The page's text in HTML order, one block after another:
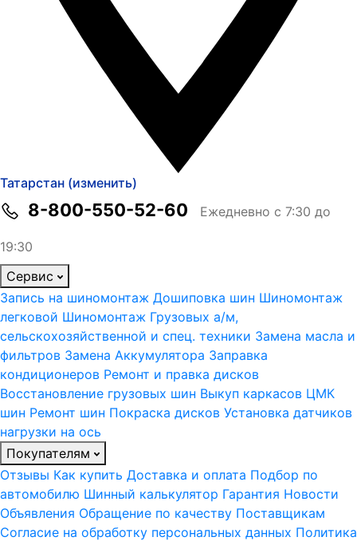
Татарстан (изменить)
8-800-550-52-60 Ежедневно с 7:30 до
19:30
Сервис
Запись на шиномонтаж Дошиповка шин Шиномонтаж
легковой Шиномонтаж Грузовых а/м,
сельскохозяйственной и спец. техники Замена масла и
фильтров Замена Аккумулятора Заправка
кондиционеров Ремонт и правка дисков
Восстановление грузовых шин Выкуп каркасов ЦМК
шин Ремонт шин Покраска дисков Установка датчиков
нагрузки на ось
Покупателям
Отзывы Как купить Доставка и оплата Подбор по
автомобилю Шинный калькулятор Гарантия Новости
Объявления Обращение по качеству Поставщикам
Согласие на обработку персональных данных Политика